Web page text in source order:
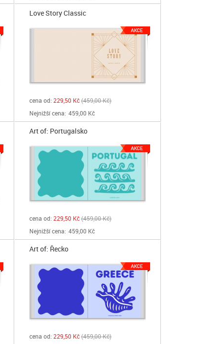
Love Story Classic
cena od: 229,50 Kč 459,00 Kč
Nejnižší cena: 459,00 Kč
Art of: Portugalsko
cena od: 229,50 Kč 459,00 Kč
Nejnižší cena: 459,00 Kč
Art of: Řecko
cena od: 229,50 Kč 459,00 Kč